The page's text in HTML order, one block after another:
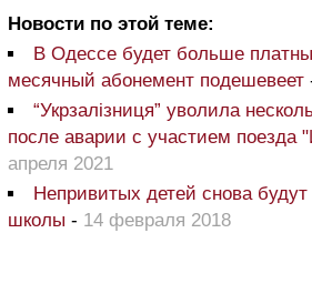
Новости по этой теме:
В Одессе будет больше
месячный абонемент подешевеет
“Укрзалізниця” уволила
после аварии с участием поезда
апреля 2021
Непривитых детей снова будут
школы - 14 февраля 2018